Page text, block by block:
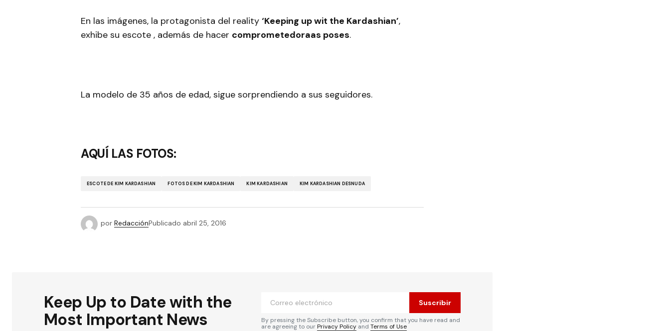
En las imágenes, la protagonista del reality ‘Keeping up wit the Kardashian’,
exhibe su escote , además de hacer comprometedoraas poses.
La modelo de 35 años de edad, sigue sorprendiendo a sus seguidores.
AQUÍ LAS FOTOS:
ESCOTE DE KIM KARDASHIAN FOTOS DE KIM KARDASHIAN KIM KARDASHIAN KIM KARDASHIAN DESNUDA
por RedacciónPublicado abril 25, 2016
Keep Up to Date with the
Most Important News
Suscribir
By pressing the Subscribe button, you confirm that you have read and
are agreeing to ourPrivacy Policy and Terms of Use